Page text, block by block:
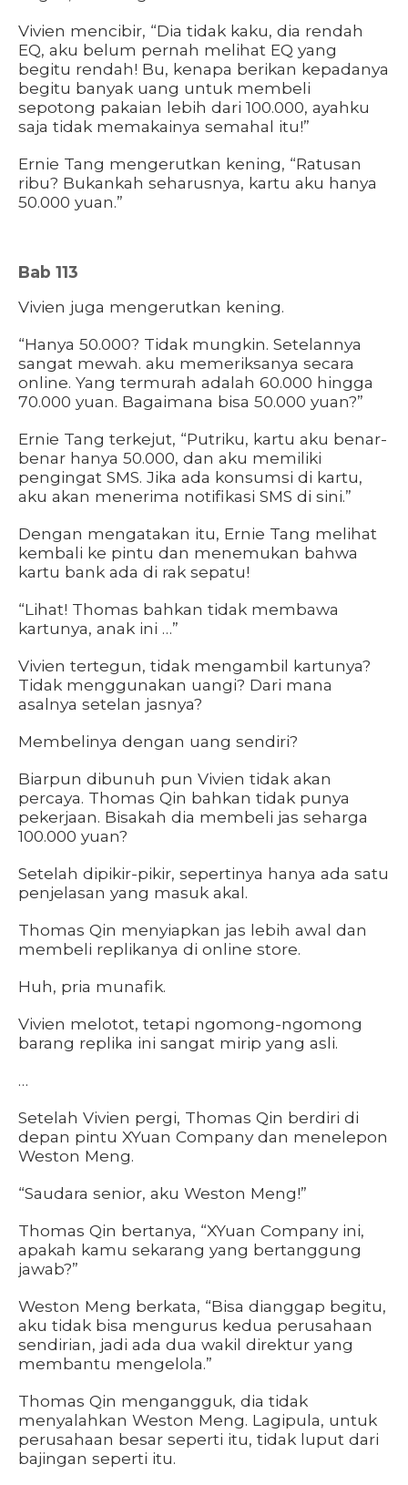
Vivien mencibir, “Dia tidak kaku, dia rendah
EQ, aku belum pernah melihat EQ yang
begitu rendah! Bu, kenapa berikan kepadanya
begitu banyak uang untuk membeli
sepotong pakaian lebih dari 100.000, ayahku
saja tidak memakainya semahal itu!”
Ernie Tang mengerutkan kening, “Ratusan
ribu? Bukankah seharusnya, kartu aku hanya
50.000 yuan.”
Bab 113
Vivien juga mengerutkan kening.
“Hanya 50.000? Tidak mungkin. Setelannya
sangat mewah. aku memeriksanya secara
online. Yang termurah adalah 60.000 hingga
70.000 yuan. Bagaimana bisa 50.000 yuan?”
Ernie Tang terkejut, “Putriku, kartu aku benar-
benar hanya 50.000, dan aku memiliki
pengingat SMS. Jika ada konsumsi di kartu,
aku akan menerima notifikasi SMS di sini.”
Dengan mengatakan itu, Ernie Tang melihat
kembali ke pintu dan menemukan bahwa
kartu bank ada di rak sepatu!
“Lihat! Thomas bahkan tidak membawa
kartunya, anak ini …”
Vivien tertegun, tidak mengambil kartunya?
Tidak menggunakan uangi? Dari mana
asalnya setelan jasnya?
Membelinya dengan uang sendiri?
Biarpun dibunuh pun Vivien tidak akan
percaya. Thomas Qin bahkan tidak punya
pekerjaan. Bisakah dia membeli jas seharga
100.000 yuan?
Setelah dipikir-pikir, sepertinya hanya ada satu
penjelasan yang masuk akal.
Thomas Qin menyiapkan jas lebih awal dan
membeli replikanya di online store.
Huh, pria munafik.
Vivien melotot, tetapi ngomong-ngomong
barang replika ini sangat mirip yang asli.
…
Setelah Vivien pergi, Thomas Qin berdiri di
depan pintu XYuan Company dan menelepon
Weston Meng.
“Saudara senior, aku Weston Meng!”
Thomas Qin bertanya, “XYuan Company ini,
apakah kamu sekarang yang bertanggung
jawab?”
Weston Meng berkata, “Bisa dianggap begitu,
aku tidak bisa mengurus kedua perusahaan
sendirian, jadi ada dua wakil direktur yang
membantu mengelola.”
Thomas Qin mengangguk, dia tidak
menyalahkan Weston Meng. Lagipula, untuk
perusahaan besar seperti itu, tidak luput dari
bajingan seperti itu.